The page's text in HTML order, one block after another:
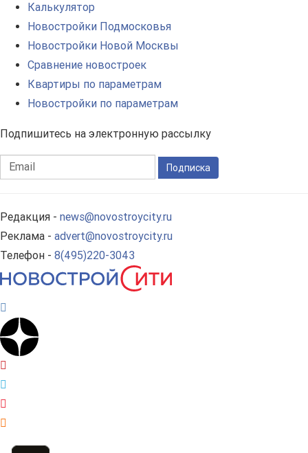
Калькулятор
Новостройки Подмосковья
Новостройки Новой Москвы
Сравнение новостроек
Квартиры по параметрам
Новостройки по параметрам
Подпишитесь на электронную рассылку
Подписка
Редакция - news@novostroycity.ru
Реклама - advert@novostroycity.ru
Телефон - 8(495)220-3043